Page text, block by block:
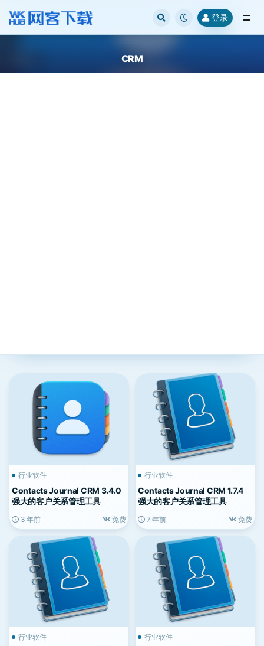
登录
CRM
行业软件
Contacts Journal CRM 3.4.0
强大的客户关系管理工具
3 年前 免费
行业软件
Contacts Journal CRM 1.7.4
强大的客户关系管理工具
7 年前 免费
行业软件 行业软件
全部